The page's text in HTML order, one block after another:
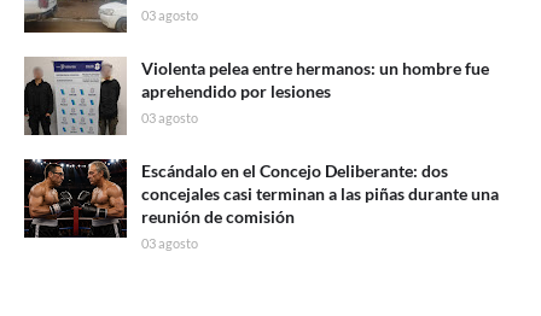
03 agosto
Violenta pelea entre hermanos: un hombre fue
aprehendido por lesiones
03 agosto
Escándalo en el Concejo Deliberante: dos
concejales casi terminan a las piñas durante una
reunión de comisión
03 agosto